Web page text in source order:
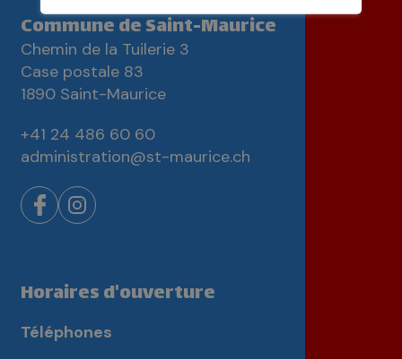
Commune de Saint-Maurice
Chemin de la Tuilerie 3
Case postale 83
1890 Saint-Maurice
+41 24 486 60 60
administration@st-maurice.ch
Horaires d'ouverture
Téléphones